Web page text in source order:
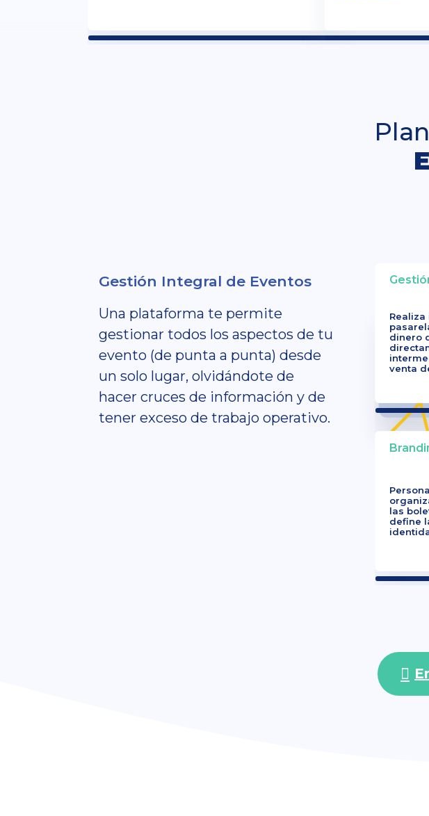
dinero
venta
las
define
Gestión Integral de Eventos
Una plataforma te permite
gestionar todos los aspectos de tu
evento (de punta a punta) desde
un solo lugar, olvidándote de
hacer cruces de información y de
tener exceso de trabajo operativo.